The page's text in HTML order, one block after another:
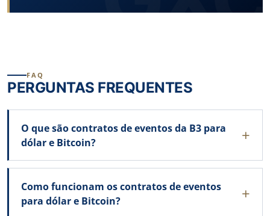
FAQ
PERGUNTAS FREQUENTES
O que são contratos de eventos da B3 para
dólar e Bitcoin?
Como funcionam os contratos de eventos
para dólar e Bitcoin?